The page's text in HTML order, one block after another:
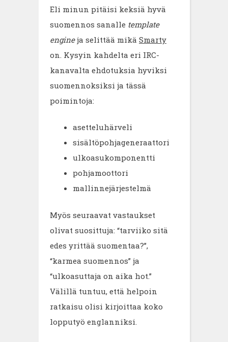
Eli minun pitäisi keksiä hyvä
suomennos sanalle template
engineja selittää mikä Smarty
on. Kysyin kahdelta eri IRC-
kanavalta ehdotuksia hyviksi
suomennoksiksi ja tässä
poimintoja:
asetteluhärveli
sisältöpohjageneraattori
ulkoasukomponentti
pohjamoottori
mallinnejärjestelmä
Myös seuraavat vastaukset
olivat suosittuja: “tarviiko sitä
edes yrittää suomentaa?”,
“karmea suomennos” ja
“ulkoasuttaja on aika hot.”
Välillä tuntuu, että helpoin
ratkaisu olisi kirjoittaa koko
lopputyö englanniksi.